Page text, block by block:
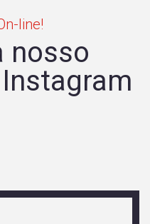
line!
nosso